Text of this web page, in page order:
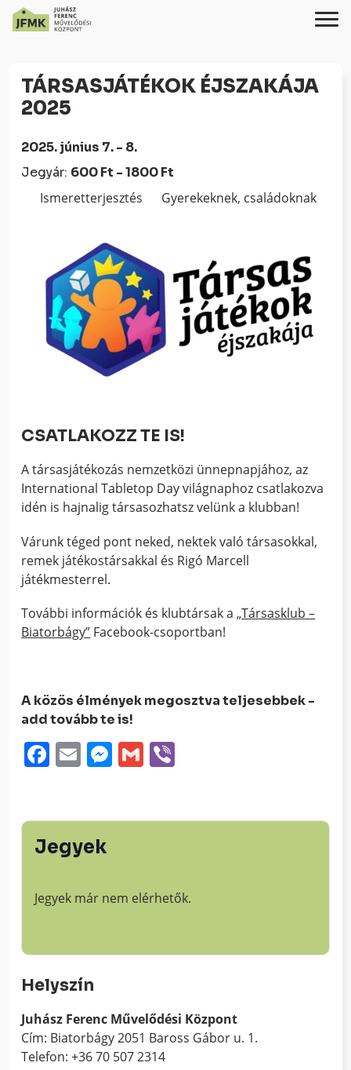
Content
navigációhoz
TÁRSASJÁTÉKOK ÉJSZAKÁJA
2025
2025. június 7. - 8.
Jegyár: 600 Ft - 1800 Ft
Ismeretterjesztés Gyerekeknek, családoknak
CSATLAKOZZ TE IS!
A társasjátékozás nemzetközi ünnepnapjához, az
International Tabletop Day világnaphoz csatlakozva
idén is hajnalig társasozhatsz velünk a klubban!
Várunk téged pont neked, nektek való társasokkal,
remek játékostársakkal és Rigó Marcell
játékmesterrel.
További információk és klubtársak a „Társasklub –
Biatorbágy” Facebook-csoportban!
A közös élmények megosztva teljesebbek -
add tovább te is!
Facebook
EmailMessenger
Gmail
Jegyek
Jegyek már nem elérhetők.
Helyszín
Juhász Ferenc Művelődési Központ
Cím: Biatorbágy 2051 Baross Gábor u. 1.
Telefon: +36 70 507 2314